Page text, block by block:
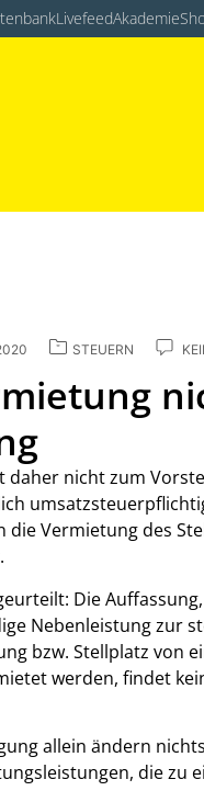
LivefeedAkademie
STEUERN
nicht zum
Vermietung des
Die
Nebenleistung zur
bzw. Stellplatz von
werden, findet
allein ändern
die zu